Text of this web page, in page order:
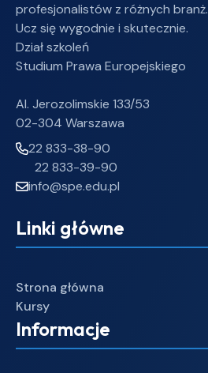
profesjonalistów z różnych branż.
Ucz się wygodnie i skutecznie.
Dział szkoleń
Studium Prawa Europejskiego
Al. Jerozolimskie 133/53
02-304 Warszawa
22 833-38-90
22 833-39-90
info@spe.edu.pl
Linki główne
Strona główna
Kursy
Informacje